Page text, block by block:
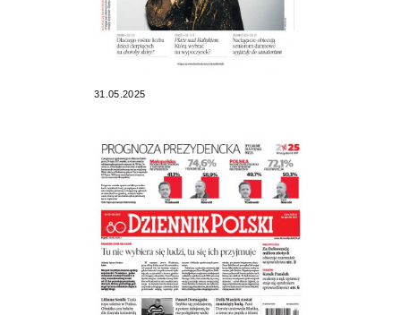
31.05.2025